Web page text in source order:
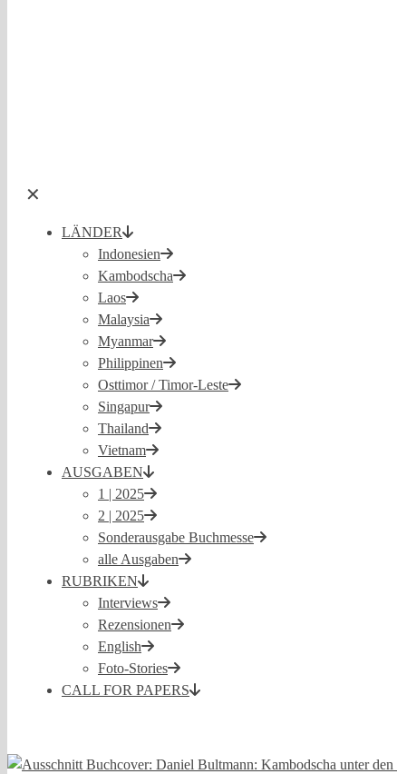
✕
LÄNDER
Indonesien
Kambodscha
Laos
Malaysia
Myanmar
Philippinen
Osttimor / Timor-Leste
Singapur
Thailand
Vietnam
AUSGABEN
1 | 2025
2 | 2025
Sonderausgabe Buchmesse
alle Ausgaben
RUBRIKEN
Interviews
Rezensionen
English
Foto-Stories
CALL FOR PAPERS